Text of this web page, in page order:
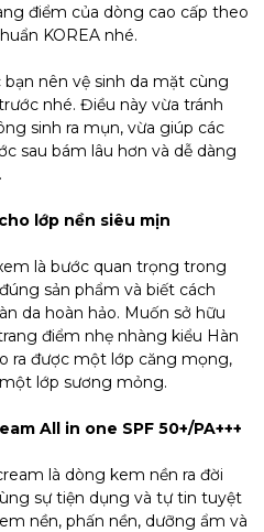
điểm của dòng cao cấp theo
KOREA nhé.
nên vệ sinh da mặt cùng
nhé. Điều này vừa tránh
sinh ra mụn, vừa giúp các
sau bám lâu hơn và dễ dàng
lớp nền siêu mịn
là bước quan trọng trong
sản phẩm và biết cách
da hoàn hảo. Muốn sở hữu
điểm nhẹ nhàng kiểu Hàn
ra được một lớp căng mọng,
lớp sương mỏng.
All in one SPF 50+/PA+++
là dòng kem nền ra đời
sự tiện dụng và tự tin tuyệt
nền, phấn nền, dưỡng ẩm và